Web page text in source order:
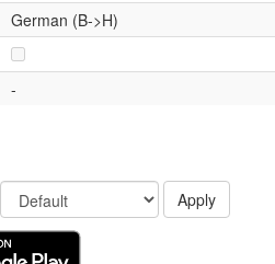
German (B->H)
-
Apply